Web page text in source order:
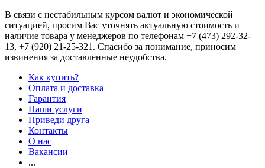
В связи с нестабильным курсом валют и экономической
ситуацией, просим Вас уточнять актуальную стоимость и
наличие товара у менеджеров по телефонам +7 (473) 292-32-
13, +7 (920) 21-25-321 . Спасибо за понимание, приносим
извинения за доставленные неудобства.
Как купить?
Оплата и доставка
Гарантия
Наши услуги
Приведи друга
Контакты
О нас
Вакансии
...